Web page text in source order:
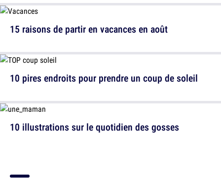
10 pires endroits pour prendre un coup de soleil
15 raisons de partir en vacances en août
10 illustrations sur le quotidien des gosses